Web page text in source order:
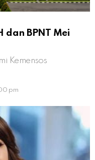
dan BPNT Mei
Kemensos
pm